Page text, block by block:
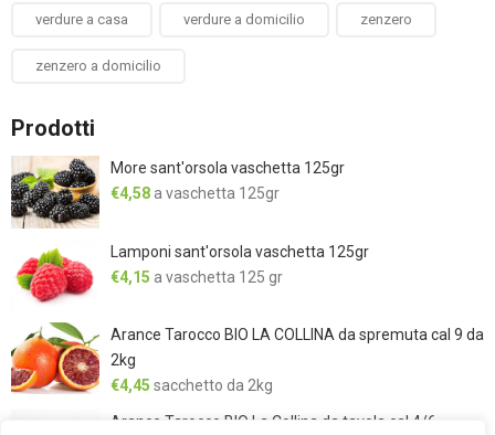
verdure a casa verdure a domicilio zenzero
zenzero a domicilio
Prodotti
More sant'orsola vaschetta 125gr
€4,58 a vaschetta 125gr
Lamponi sant'orsola vaschetta 125gr
€4,15 a vaschetta 125 gr
Arance Tarocco BIO LA COLLINA da spremuta cal 9 da
2kg
€4,45 sacchetto da 2kg
Arance Tarocco BIO La Collina da tavola cal 4/6